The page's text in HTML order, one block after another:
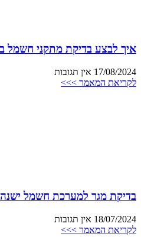
איך לבצע בדיקת מתקני חשמל
17/08/2024 אין תגובות
לקריאת המאמר >>>
בדיקת מגר למערכת חשמל ישנה
18/07/2024 אין תגובות
לקריאת המאמר >>>